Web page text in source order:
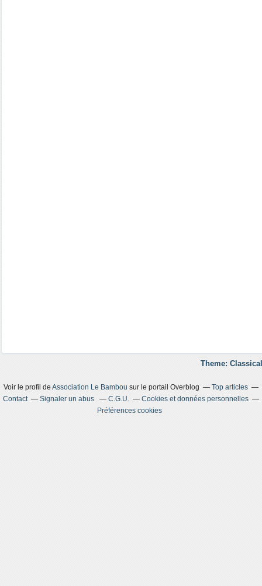
Theme:
Voir le profil de Association Le Bambou sur le portail Overblog
Top articles
Contact
Signaler un abus C.G.U.
Cookies et données personnelles
Préférences cookies